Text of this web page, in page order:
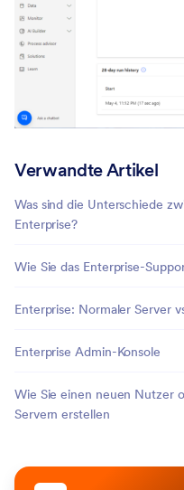
Verwandte Artikel
Was sind die Unterschiede
Enterprise?
Wie Sie das Enterprise-
Enterprise: Normaler Server
Enterprise Admin-Konsole
Wie Sie einen neuen Nutzer
Servern erstellen